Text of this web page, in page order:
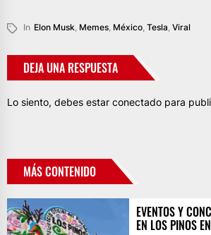
In Elon Musk, Memes, México, Tesla, Viral
DEJA UNA RESPUESTA
Lo siento, debes estar conectado para
MÁS CONTENIDO
EVENTOS Y
EN LOS PINOS